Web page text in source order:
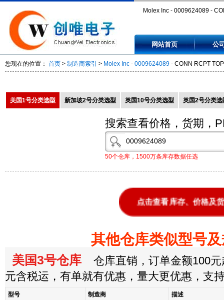
Molex Inc - 0009624089 -
0009624089
网站首页 公
您现在的位置： 首页 > 制造商索引 > Molex Inc - 0009624089 - CONN RCPT
美国1号分类选型 新加坡2号分类选型 英国10号分类选型 英国2号分类选
搜索查看价格，货期，
50个仓库，1500万条库存数据任选
点击查看库存、价格及
其他仓库类似型号
美国3号仓库 仓库直销，订单金额100元
元含税运，有单就有优惠，量大更优惠，支
型号 制造商 描述